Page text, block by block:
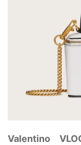
Valentino